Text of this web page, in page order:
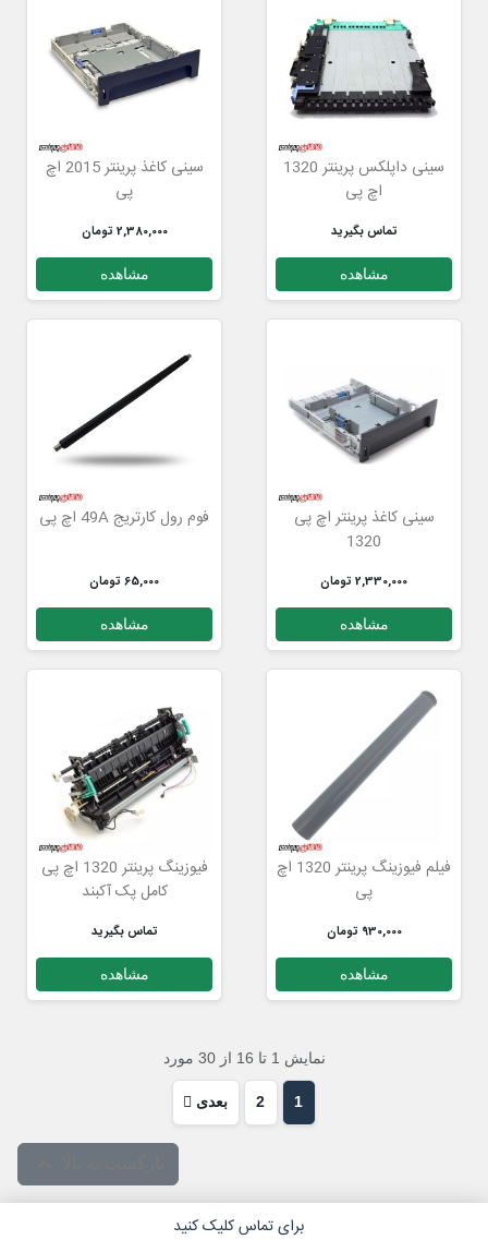
سینی داپلکس پرینتر 1320
اچ پی
تماس بگیرید
مشاهده
سینی کاغذ پرینتر 2015 اچ
پی
2,380,000 تومان
مشاهده
سینی کاغذ پرینتر اچ پی
1320
2,330,000 تومان
مشاهده
فوم رول کارتریج 49A اچ پی
65,000 تومان
مشاهده
فیلم فیوزینگ پرینتر 1320 اچ
پی
930,000 تومان
مشاهده
فیوزینگ پرینتر 1320 اچ پی
کامل پک آکبند
تماس بگیرید
مشاهده
نمایش 1 تا 16 از 30 مورد
1
2 بعدی
برای تماس کلیک کنید